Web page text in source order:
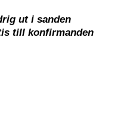
ut i sanden
till konfirmanden